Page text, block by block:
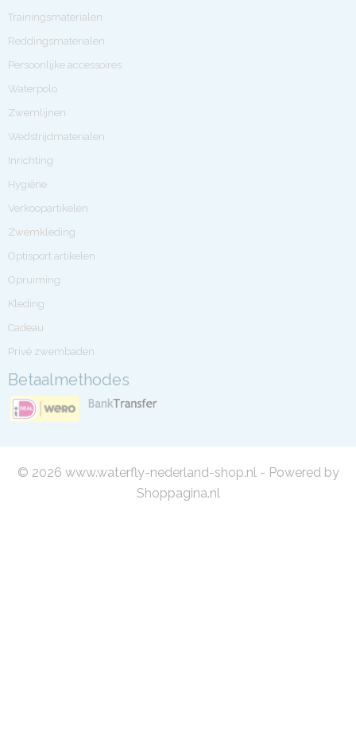
Trainingsmaterialen
Reddingsmaterialen
Persoonlijke accessoires
Waterpolo
Zwemlijnen
Wedstrijdmaterialen
Inrichting
Hygiëne
Verkoopartikelen
Zwemkleding
Optisport artikelen
Opruiming
Kleding
Cadeau
Privé zwembaden
Betaalmethodes
© 2026 www.waterfly-nederland-shop.nl - Powered by
Shoppagina.nl